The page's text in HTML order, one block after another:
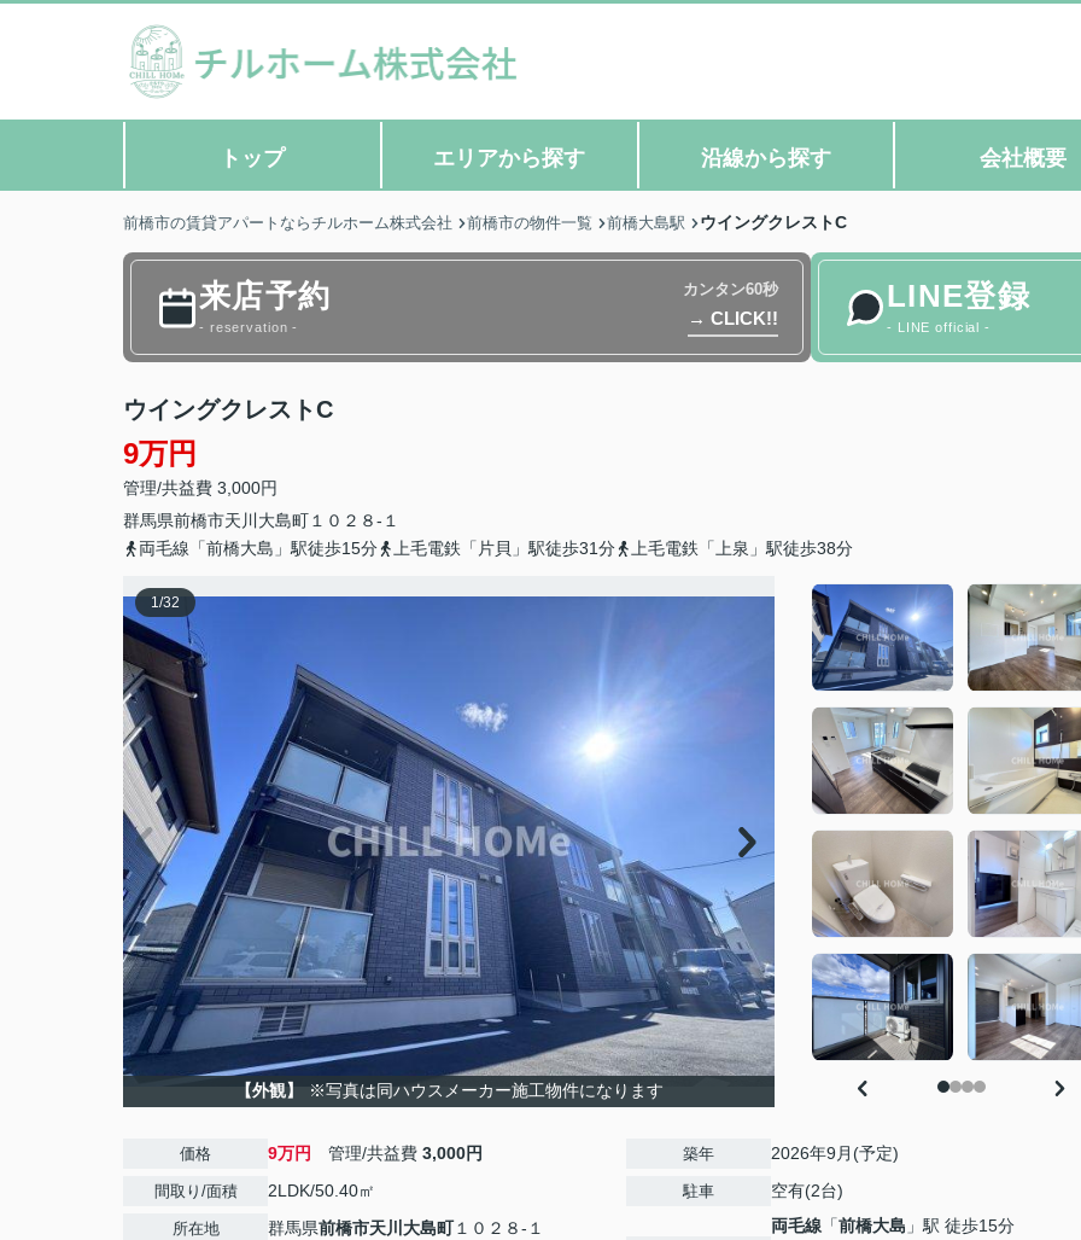
トップ エリアから探す 沿線から探す 会社概要
前橋市の賃貸アパートならチルホーム株式会社 前橋市の物件一覧 前橋大島駅 ウイングクレストC
来店予約
- reservation -
カンタン60秒
→ CLICK!!
LINE登録
- LINE official -
ウイングクレストC
9万円
管理/共益費 3,000円
群馬県前橋市天川大島町 １０２８-１
両毛線「前橋大島」駅徒歩15分
上毛電鉄「片貝」駅徒歩31分 上毛電鉄「上泉」駅徒歩38分
1/32
【外観】 ※写真は同ハウスメーカー施工物件になります
価格 9万円 管理/共益費 3,000円
間取り/面積 2LDK/50.40㎡
所在地 群馬県前橋市天川大島町１０２８-１
築年 2026年9月(予定)
駐車 空有(2台)
両毛線 「前橋大島 」駅 徒歩15分